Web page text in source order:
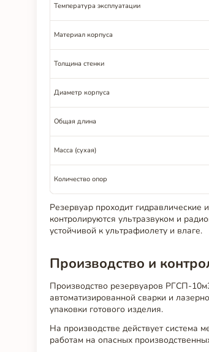
Температура эксплуатации
Материал корпуса
Толщина стенки
Диаметр корпуса
Общая длина
Масса (сухая)
Количество опор
Резервуар проходит
контролируются ультразвуком и
устойчивой к ультрафиолету и влаге.
Производство и
Производство резервуаров РГСП-
автоматизированной сварки и
упаковки готового изделия.
На производстве действует система
работам на опасных